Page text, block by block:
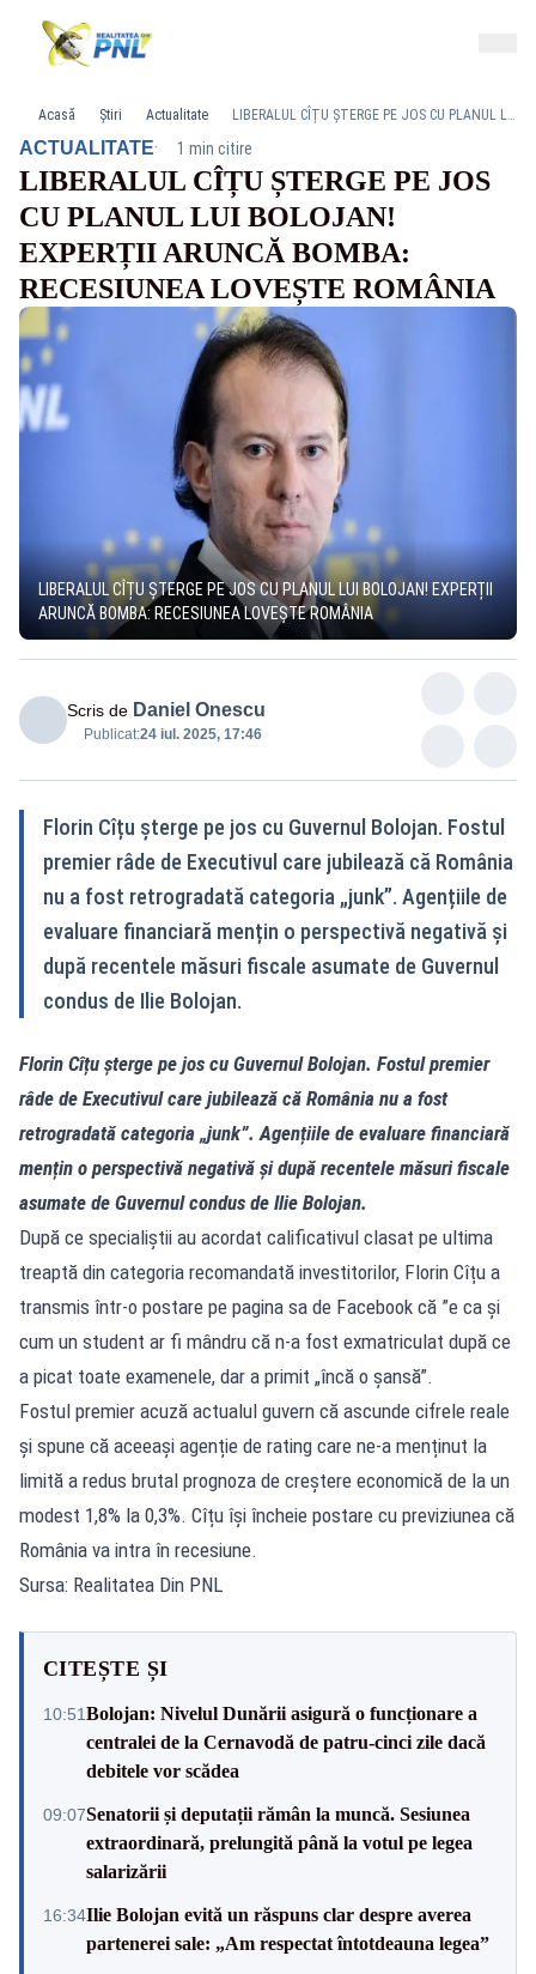
Acasă Știri Actualitate LIBERALUL CÎȚU ȘTERGE PE JOS CU PLANUL LUI BOLOJAN! EXPERȚII ARUNCĂ BOMBA: RECESIUNEA LOVEȘTE ROMÂNIA
ACTUALITATE· 1 min citire
LIBERALUL CÎȚU ȘTERGE PE JOS
CU PLANUL LUI BOLOJAN!
EXPERȚII ARUNCĂ BOMBA:
RECESIUNEA LOVEȘTE ROMÂNIA
LIBERALUL CÎȚU ȘTERGE PE JOS CU PLANUL LUI BOLOJAN! EXPERȚII
ARUNCĂ BOMBA: RECESIUNEA LOVEȘTE ROMÂNIA
Scris de Daniel Onescu
Publicat:24 iul. 2025, 17:46
Florin Cîțu șterge pe jos cu Guvernul Bolojan. Fostul
premier râde de Executivul care jubilează că România
nu a fost retrogradată categoria „junk”. Agențiile de
evaluare financiară mențin o perspectivă negativă și
după recentele măsuri fiscale asumate de Guvernul
condus de Ilie Bolojan.
Florin Cîțu șterge pe jos cu Guvernul Bolojan. Fostul premier
râde de Executivul care jubilează că România nu a fost
retrogradată categoria „junk”. Agențiile de evaluare financiară
mențin o perspectivă negativă și după recentele măsuri fiscale
asumate de Guvernul condus de Ilie Bolojan.
După ce specialiștii au acordat calificativul clasat pe ultima
treaptă din categoria recomandată investitorilor, Florin Cîțu a
transmis într-o postare pe pagina sa de Facebook că ”e ca și
cum un student ar fi mândru că n-a fost exmatriculat după ce
a picat toate examenele, dar a primit „încă o șansă”.
Fostul premier acuză actualul guvern că ascunde cifrele reale
și spune că aceeași agenție de rating care ne-a menținut la
limită a redus brutal prognoza de creștere economică de la un
modest 1,8% la 0,3%. Cîțu își încheie postare cu previziunea că
România va intra în recesiune.
Sursa: Realitatea Din PNL
CITEȘTE ȘI
10:51Bolojan: Nivelul Dunării asigură o funcționare a
centralei de la Cernavodă de patru-cinci zile dacă
debitele vor scădea
09:07Senatorii și deputații rămân la muncă. Sesiunea
extraordinară, prelungită până la votul pe legea
salarizării
16:34Ilie Bolojan evită un răspuns clar despre averea
partenerei sale: „Am respectat întotdeauna legea”